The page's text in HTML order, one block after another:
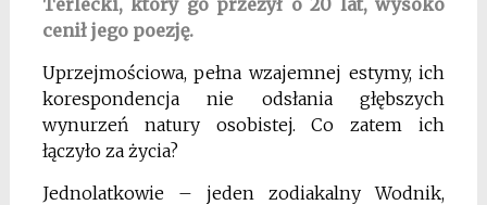
cenił jego poezję.
Uprzejmościowa, pełna wzajemnej estymy, ich
korespondencja nie odsłania głębszych
wynurzeń natury osobistej. Co zatem ich
łączyło za życia?
Jednolatkowie – jeden zodiakalny Wodnik,